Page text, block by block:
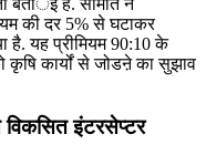
बतार्इ है. समिति ने
की दर 5% से घटाकर
है. यह प्रीमियम 90:10 के
कृषि कार्यों से जोडऩे का सुझाव
विकसित इंटरसेप्टर